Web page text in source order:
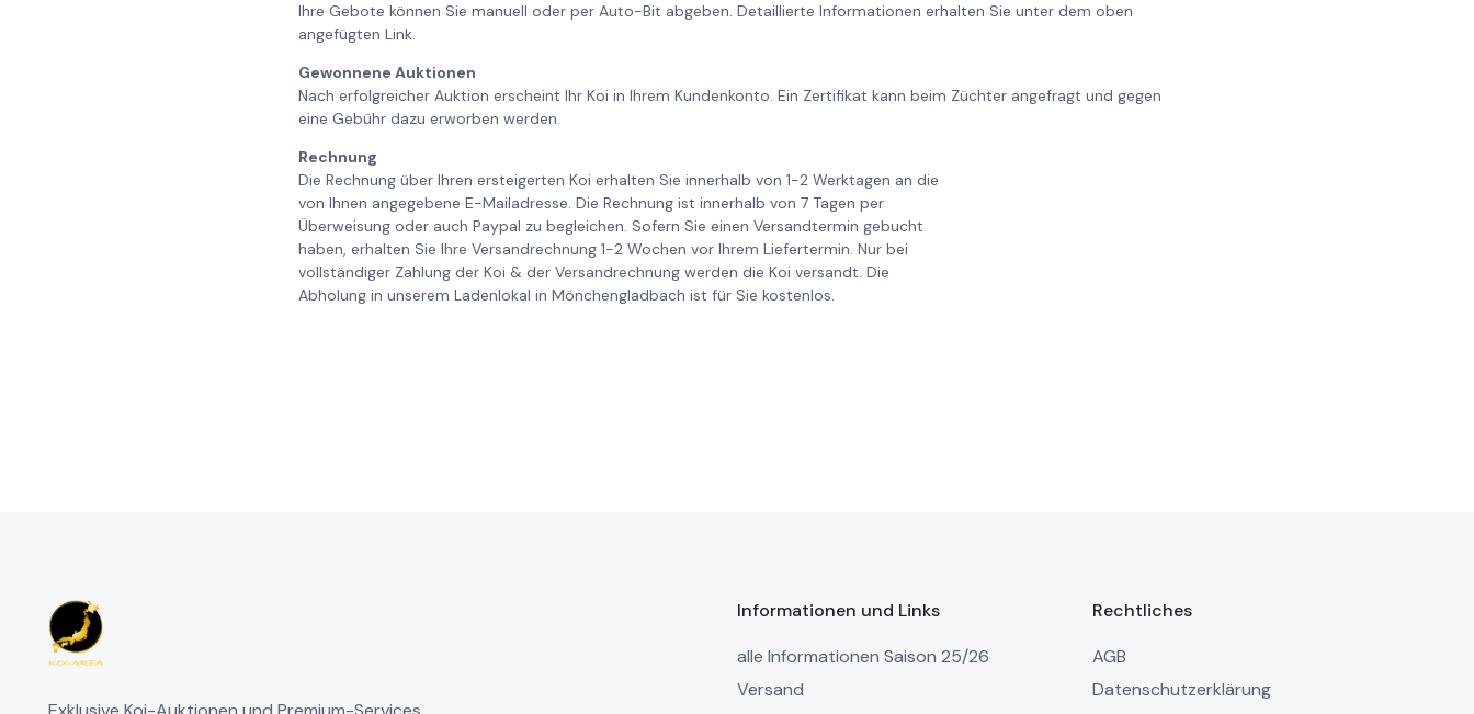
Ihre Gebote können Sie manuell oder per Auto-Bit abgeben. Detaillierte Informationen erhalten Sie unter dem oben
angefügten Link.
Gewonnene Auktionen
Nach erfolgreicher Auktion erscheint Ihr Koi in Ihrem Kundenkonto. Ein Zertifikat kann beim Züchter angefragt und gegen
eine Gebühr dazu erworben werden.
Rechnung
Die Rechnung über Ihren ersteigerten Koi erhalten Sie innerhalb von 1-2 Werktagen an die
von Ihnen angegebene E-Mailadresse. Die Rechnung ist innerhalb von 7 Tagen per
Überweisung oder auch Paypal zu begleichen. Sofern Sie einen Versandtermin gebucht
haben, erhalten Sie Ihre Versandrechnung 1-2 Wochen vor Ihrem Liefertermin. Nur bei
vollständiger Zahlung der Koi & der Versandrechnung werden die Koi versandt. Die
Abholung in unserem Ladenlokal in Mönchengladbach ist für Sie kostenlos.
Informationen und Links
alle Informationen Saison 25/26
Versand
Rechtliches
AGB
Datenschutzerklärung